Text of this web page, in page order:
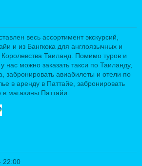
весь ассортимент экскурсий,
и из Бангкока для англоязычных и
Королевства Таиланд. Помимо туров и
нас можно заказать такси по Таиланду,
забронировать авиабилеты и отели по
в аренду в Паттайе, забронировать
магазины Паттайи.
22:00